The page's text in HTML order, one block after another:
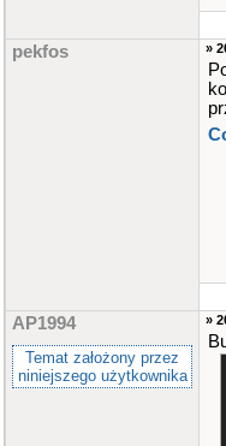
pekfos »
AP1994
Temat założony przez
niniejszego użytkownika
»